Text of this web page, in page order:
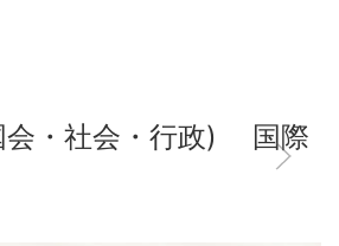
・社会・行政) 国際